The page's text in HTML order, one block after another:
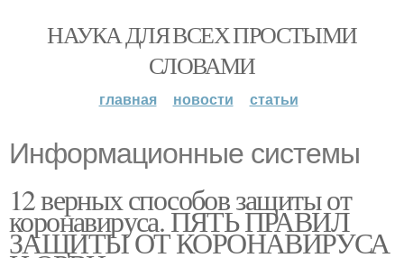
НАУКА ДЛЯ ВСЕХ ПРОСТЫМИ
СЛОВАМИ
главная новости статьи
Информационные системы
12 верных способов защиты от
коронавируса. ПЯТЬ ПРАВИЛ
ЗАЩИТЫ ОТ КОРОНАВИРУСА